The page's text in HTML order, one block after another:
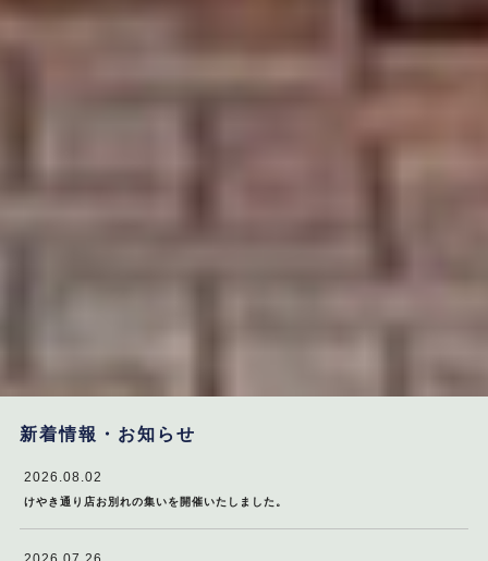
新着情報・お知らせ
2026.08.02
けやき通り店お別れの集いを開催いたしました。